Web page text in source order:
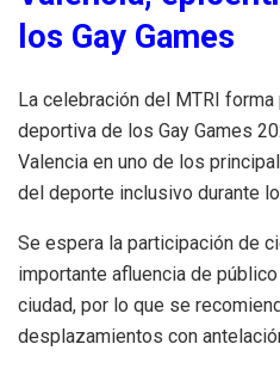
los Gay Games
La celebración del MTRI
deportiva de los Gay Games
Valencia en uno de los
del deporte inclusivo durante
Se espera la participación de
importante afluencia de
ciudad, por lo que se
desplazamientos con